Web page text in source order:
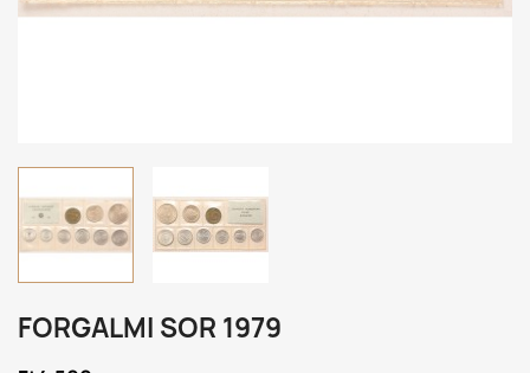
FORGALMI SOR 1979